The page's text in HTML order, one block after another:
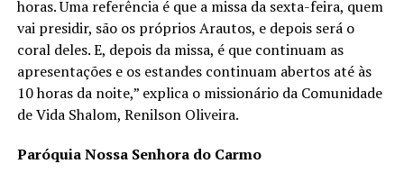
horas. Uma referência é que a missa da sexta-feira, quem
vai presidir, são os próprios Arautos, e depois será o
coral deles. E, depois da missa, é que continuam as
apresentações e os estandes continuam abertos até às
10 horas da noite,” explica o missionário da Comunidade
de Vida Shalom, Renilson Oliveira.
Paróquia Nossa Senhora do Carmo